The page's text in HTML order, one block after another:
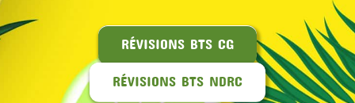
RÉVISIONS BTS CG
RÉVISIONS BTS NDRC